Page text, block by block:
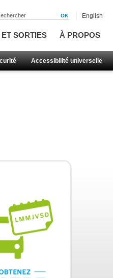
SORTIES À PROPOS
Accessibilité universelle
English